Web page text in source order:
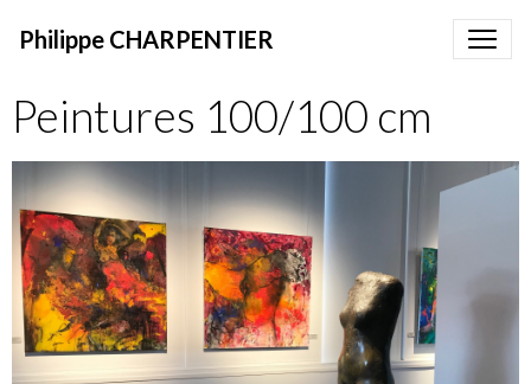
Philippe CHARPENTIER
Peintures 100/100 cm